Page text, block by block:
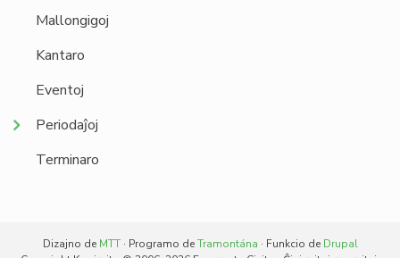
Mallongigoj
Kantaro
Eventoj
Periodaĵoj
Terminaro
Dizajno de MTT· Programo deTramontána · Funkcio de Drupal